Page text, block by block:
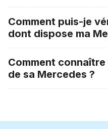
Comment puis-je
dont dispose ma
Comment
de sa Mercedes ?